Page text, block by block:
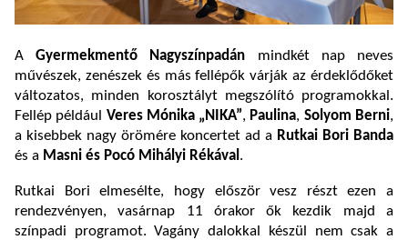
AGyermekmentő Nagyszínpadán mindkét nap neves
művészek, zenészek és más fellépők várják az érdeklődőket
változatos, minden korosztályt megszólító programokkal.
Fellép például Veres Mónika „NIKA”, Paulina, Solyom Berni,
a kisebbek nagy örömére koncertet ad a Rutkai Bori Banda
és a Masni és Pocó Mihályi Rékával .
Rutkai Bori elmesélte, hogy először vesz részt ezen a
rendezvényen, vasárnap 11 órakor ők kezdik majd a
színpadi programot. Vagány dalokkal készül nem csak a